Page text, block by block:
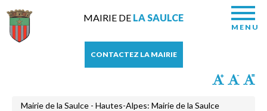
MAIRIE DE LA SAULCE
MENU
CONTACTEZ LA MAIRIE
Mairie de la Saulce - Hautes-Alpes: Mairie de la Saulce